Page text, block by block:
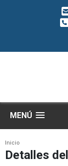
MENÚ
Inicio
Detalles